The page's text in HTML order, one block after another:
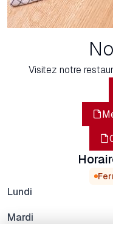
Visitez notre
Lundi
Mardi